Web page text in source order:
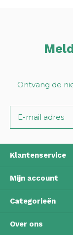
Ontvang de
Klantenservice
Mijn account
Categorieën
Over ons